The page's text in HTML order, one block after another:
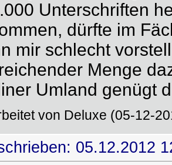
Unterschriften
dürfte im
mir schlecht
Menge
Umland genügt
von Deluxe (05-12-
05.12.2012